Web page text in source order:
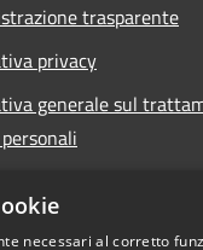
trasparente
privacy
generale sul
necessari al corretto